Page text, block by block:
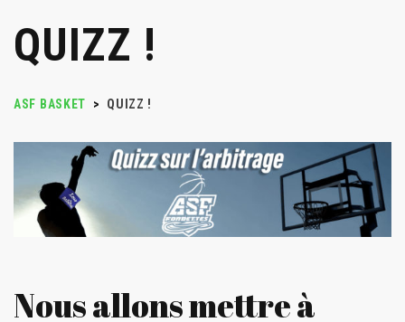
QUIZZ !
ASF BASKET > QUIZZ !
Nous allons mettre à